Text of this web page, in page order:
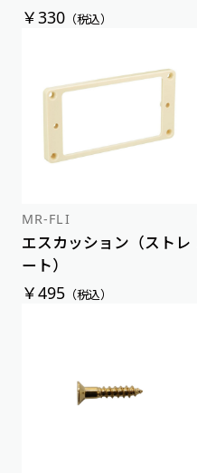
￥330（税込）
MR-FLI
エスカッション（ストレ
ート）
￥495（税込）